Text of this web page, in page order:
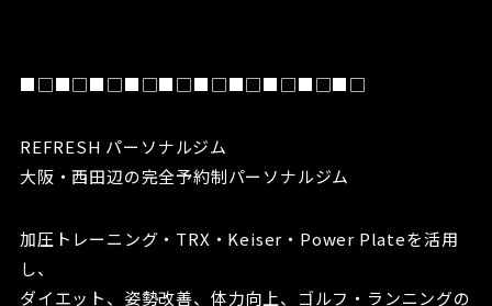
■□■□■□■□■□■□■□■□■□■□
REFRESH パーソナルジム
大阪・西田辺の完全予約制パーソナルジム
加圧トレーニング・TRX・Keiser・Power Plateを活用
し、
ダイエット、姿勢改善、体力向上、ゴルフ・ランニングの